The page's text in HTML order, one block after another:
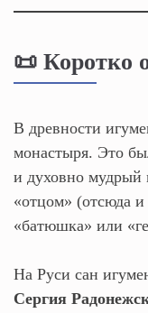
📜 Коротко
В древности
монастыря. Это
и духовно мудрый
«отцом» (отсюда
«батюшка» или
На Руси сан
Сергия